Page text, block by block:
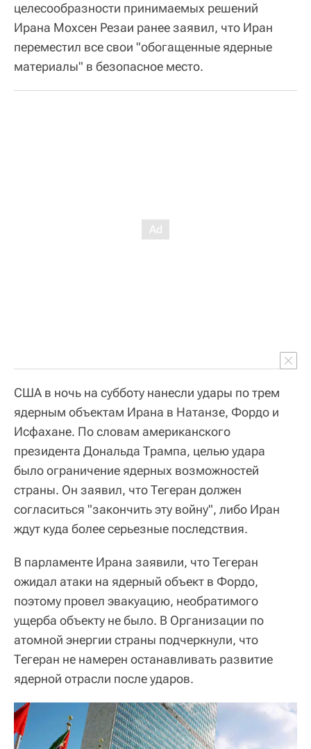
целесообразности принимаемых решений
Ирана Мохсен Резаи ранее заявил, что Иран
переместил все свои "обогащенные ядерные
материалы" в безопасное место.
США в ночь на субботу нанесли удары по трем
ядерным объектам Ирана в Натанзе, Фордо и
Исфахане. По словам американского
президента Дональда Трампа, целью удара
было ограничение ядерных возможностей
страны. Он заявил, что Тегеран должен
согласиться "закончить эту войну", либо Иран
ждут куда более серьезные последствия.
В парламенте Ирана заявили, что Тегеран
ожидал атаки на ядерный объект в Фордо,
поэтому провел эвакуацию, необратимого
ущерба объекту не было. В Организации по
атомной энергии страны подчеркнули, что
Тегеран не намерен останавливать развитие
ядерной отрасли после ударов.